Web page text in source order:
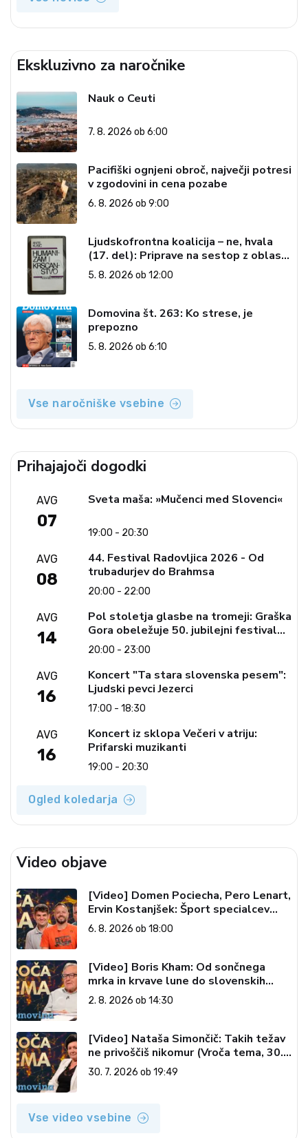
Ekskluzivno za naročnike
Nauk o Ceuti
7. 8. 2026 ob 6:00
Pacifiški ognjeni obroč, največji potresi
v zgodovini in cena pozabe
6. 8. 2026 ob 9:00
Ljudskofrontna koalicija – ne, hvala
(17. del): Priprave na sestop z oblasti
– dvorska opozicija 6: Gramsci na delu:
Revija 2000 in revolucionarna
5. 8. 2026 ob 12:00
Domovina št. 263: Ko strese, je
prepozno
5. 8. 2026 ob 6:10
Vse naročniške vsebine
Prihajajoči dogodki
AVG
07
Sveta maša: »Mučenci med Slovenci«
19:00 - 20:30
AVG
08
44. Festival Radovljica 2026 - Od
trubadurjev do Brahmsa
20:00 - 22:00
AVG
14
Pol stoletja glasbe na tromeji: Graška
Gora obeležuje 50. jubilejni festival
narodno-zabavne glasbe
20:00 - 23:00
AVG
16
Koncert "Ta stara slovenska pesem":
Ljudski pevci Jezerci
17:00 - 18:30
AVG
16
Koncert iz sklopa Večeri v atriju:
Prifarski muzikanti
19:00 - 20:30
Ogled koledarja
Video objave
[Video] Domen Pociecha, Pero Lenart,
Ervin Kostanjšek: Šport specialcev
(Vroča tema, 6. 8. 2026)
6. 8. 2026 ob 18:00
[Video] Boris Kham: Od sončnega
mrka in krvave lune do slovenskih
pečatov v vesolju (Vroča tema, 2. 8.
2026)
2. 8. 2026 ob 14:30
[Video] Nataša Simončič: Takih težav
ne privoščiš nikomur (Vroča tema, 30.
7. 2026)
30. 7. 2026 ob 19:49
Vse video vsebine